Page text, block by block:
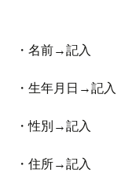
・名前→記入
・生年月日→記入
・性別→記入
・住所→記入